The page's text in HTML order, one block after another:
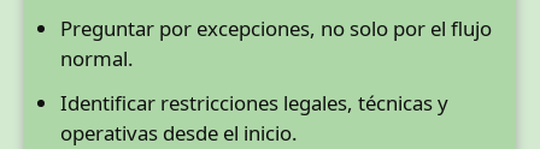
Preguntar por excepciones, no solo por el flujo
normal.
Identificar restricciones legales, técnicas y
operativas desde el inicio.